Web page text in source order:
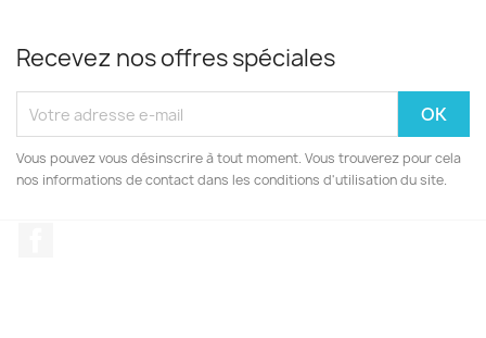
Recevez nos offres spéciales
Vous pouvez vous désinscrire à tout moment. Vous trouverez pour cela
nos informations de contact dans les conditions d'utilisation du site.